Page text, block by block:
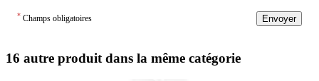
* Champs obligatoires Envoyer
16 autre produit dans la même catégorie